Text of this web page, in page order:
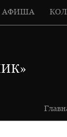
АФИША